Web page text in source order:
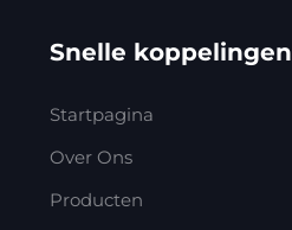
Snelle koppelingen
Startpagina
Over Ons
Producten